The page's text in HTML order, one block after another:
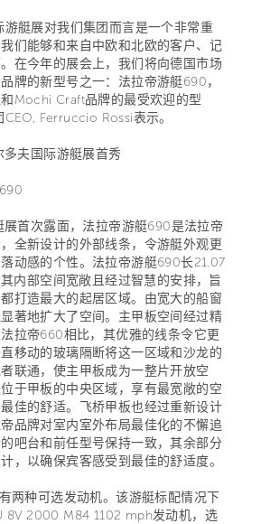
游艇展对我们集团而言是一个非常重
们能够和来自中欧和北欧的客户、记
在今年的展会上，我们将向德国市场
牌的新型号之一：法拉帝游艇690，
Mochi Craft品牌的最受欢迎的型
CEO, Ferruccio Rossi表示。
夫国际游艇展首秀
展首次露面，法拉帝游艇690是法拉帝
全新设计的外部线条，令游艇外观更
动感的个性。法拉帝游艇690长21.07
内部空间宽敞且经过智慧的安排，旨
打造最大的起居区域。由宽大的船窗
著地扩大了空间。主甲板空间经过精
拉帝660相比，其优雅的线条令它更
移动的玻璃隔断将这一区域和沙龙的
联通，使主甲板成为一整片开放空
于甲板的中央区域，享有最宽敞的空
佳的舒适。飞桥甲板也经过重新设计
品牌对室内室外布局最佳化的不懈追
吧台和前任型号保持一致，其余部分
，以确保宾客感受到最佳的舒适度。
两种可选发动机。该游艇标配情况下
8V 2000 M84 1102 mph发动机，选